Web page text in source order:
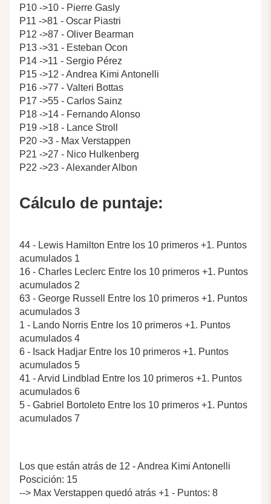
P10 ->10 - Pierre Gasly
P11 ->81 - Oscar Piastri
P12 ->87 - Oliver Bearman
P13 ->31 - Esteban Ocon
P14 ->11 - Sergio Pérez
P15 ->12 - Andrea Kimi Antonelli
P16 ->77 - Valteri Bottas
P17 ->55 - Carlos Sainz
P18 ->14 - Fernando Alonso
P19 ->18 - Lance Stroll
P20 ->3 - Max Verstappen
P21 ->27 - Nico Hulkenberg
P22 ->23 - Alexander Albon
Cálculo de puntaje:
44 - Lewis Hamilton Entre los 10 primeros +1. Puntos
acumulados 1
16 - Charles Leclerc Entre los 10 primeros +1. Puntos
acumulados 2
63 - George Russell Entre los 10 primeros +1. Puntos
acumulados 3
1 - Lando Norris Entre los 10 primeros +1. Puntos
acumulados 4
6 - Isack Hadjar Entre los 10 primeros +1. Puntos
acumulados 5
41 - Arvid Lindblad Entre los 10 primeros +1. Puntos
acumulados 6
5 - Gabriel Bortoleto Entre los 10 primeros +1. Puntos
acumulados 7
Los que están atrás de 12 - Andrea Kimi Antonelli
Poscición: 15
--> Max Verstappen quedó atrás +1 - Puntos: 8